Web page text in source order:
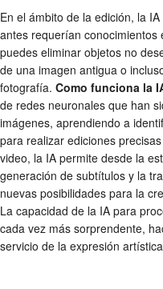
En el ámbito de la edición, la
antes requerían conocimientos
puedes eliminar objetos no
de una imagen antigua o
fotografía. Como funciona la
de redes neuronales que han
imágenes, aprendiendo a
para realizar ediciones
video, la IA permite desde la
generación de subtítulos y la
nuevas posibilidades para la
La capacidad de la IA para
cada vez más sorprendente,
servicio de la expresión